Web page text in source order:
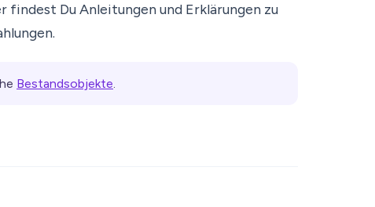
findest Du Anleitungen und Erklärungen zu
Bestandsobjekte.